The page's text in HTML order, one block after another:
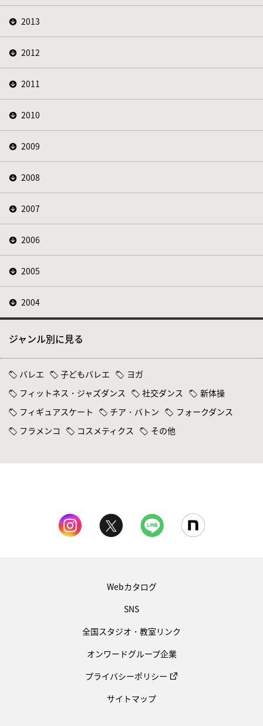
2013
2012
2011
2010
2009
2008
2007
2006
2005
2004
ジャンル別に見る
バレエ 子どもバレエ
ヨガ
フィットネス・ジャズダンス
社交ダンス
新体操
フィギュアスケート
チア・バトン
フォークダンス
フラメンコ
コスメティクス その他
Webカタログ
SNS
全国スタジオ・教室リンク
オンワードグループ企業
プライバシーポリシー
サイトマップ